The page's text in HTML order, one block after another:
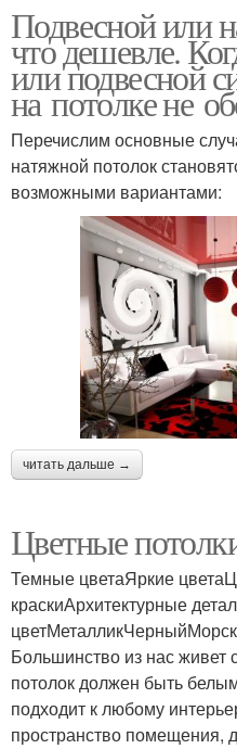
Подвесной или
что дешевле.
или подвесной
на потолке не
Перечислим основные
натяжной потолок
возможными вариантами:
читать дальше →
Цветные
Темные цветаЯркие
краскиАрхитектурные
Большинство из нас
потолок должен быть
подходит к любому
пространство помещения,